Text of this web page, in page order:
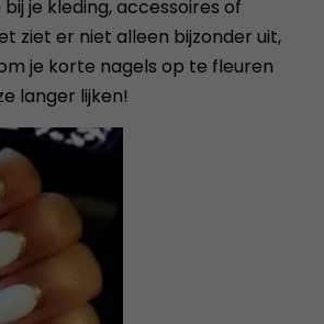
je kleding, accessoires of
ziet er niet alleen bijzonder uit,
je korte nagels op te fleuren
langer lijken!